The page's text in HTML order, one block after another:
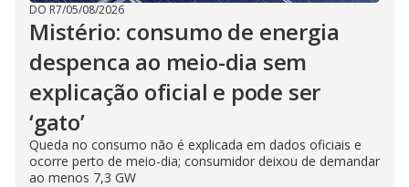
DO R7/05/08/2026
Mistério: consumo de energia
despenca ao meio-dia sem
explicação oficial e pode ser
‘gato’
Queda no consumo não é explicada em dados oficiais e
ocorre perto de meio-dia; consumidor deixou de demandar
ao menos 7,3 GW